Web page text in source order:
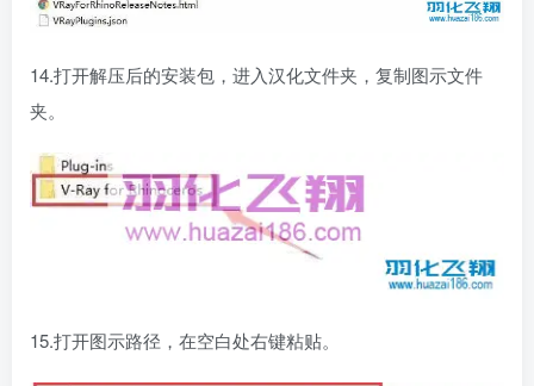
14.打开解压后的安装包，进入汉化文件夹，复制图示文件
夹。
15.打开图示路径，在空白处右键粘贴。